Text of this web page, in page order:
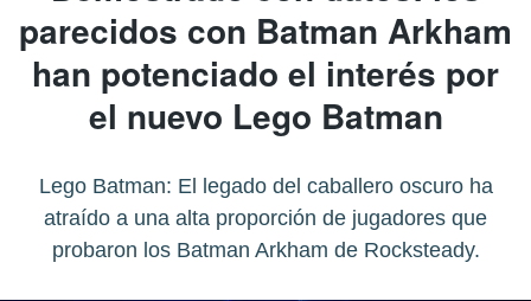
parecidos con Batman Arkham
han potenciado el interés por
el nuevo Lego Batman
Lego Batman: El legado del caballero oscuro ha
atraído a una alta proporción de jugadores que
probaron los Batman Arkham de Rocksteady.